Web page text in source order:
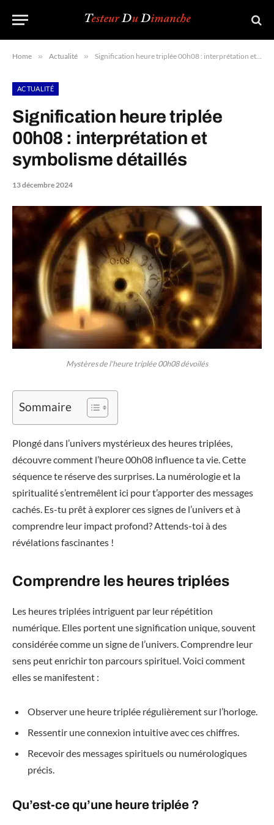
Home » Actualité » Signification heure triplée 00h08 : interprétation et symbolisme détaillés
ACTUALITÉ
Signification heure triplée
00h08 : interprétation et
symbolisme détaillés
13 décembre 2024
Mystères de l'heure triplée 00h08 dévoilés
Sommaire
Plongé dans l’univers mystérieux des heures triplées,
découvre comment l’heure 00h08 influence ta vie. Cette
séquence te réserve des surprises. La numérologie et la
spiritualité s’entremêlent ici pour t’apporter des messages
cachés. Es-tu prêt à explorer ces signes de l’univers et à
comprendre leur impact profond? Attends-toi à des
révélations fascinantes !
Comprendre les heures triplées
Les heures triplées intriguent par leur répétition
numérique. Elles portent une signification unique, souvent
considérée comme un signe de l’univers. Comprendre leur
sens peut enrichir ton parcours spirituel. Voici comment
elles se manifestent :
Observer une heure triplée régulièrement sur l’horloge.
Ressentir une connexion intuitive avec ces chiffres.
Recevoir des messages spirituels ou numérologiques
précis.
Qu’est-ce qu’une heure triplée ?